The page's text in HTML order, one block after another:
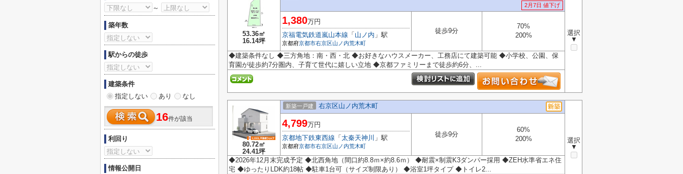
53.36㎡
16.14坪
2月7日 値下げ
選択
▼
1,380万円
京福電気鉄道嵐山本線 「 山ノ内 」駅
京都府京都市右京区山ノ内荒木町
徒歩9分
70%
200%
◆建築条件なし ◆三方角地：南・西・北 ◆お好きなハウスメーカー、工務店にて建築可能 ◆小学校、公園、保
育園が徒歩約7分圏内、子育て世代に嬉しい立地 ◆京都ファミリーまで徒歩約6分、...
80.72㎡
24.41坪
新築一戸建 右京区山ノ内荒木町
選択
▼
4,799万円
京都地下鉄東西線 「 太秦天神川 」駅
京都府京都市右京区山ノ内荒木町
徒歩9分
60%
200%
◆2026年12月末完成予定 ◆北西角地（間口約8.8ｍ×約8.6ｍ） ◆耐震×制震K3ダンパー採用 ◆ZEH水準省エネ住
宅 ◆ゆったりLDK約18帖 ◆駐車1台可（サイズ制限あり） ◆浴室1坪タイプ ◆トイレ2...
～
築年数
駅からの徒歩
建築条件
指定しない
あり なし
16件が該当
利回り
情報公開日